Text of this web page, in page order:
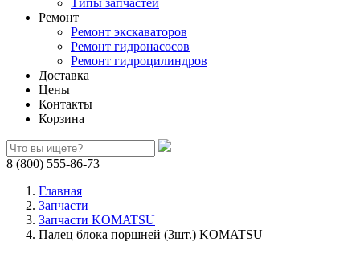
Типы запчастей
Ремонт
Ремонт экскаваторов
Ремонт гидронасосов
Ремонт гидроцилиндров
Доставка
Цены
Контакты
Корзина
8 (800) 555-86-73
Главная
Запчасти
Запчасти KOMATSU
Палец блока поршней (3шт.) KOMATSU